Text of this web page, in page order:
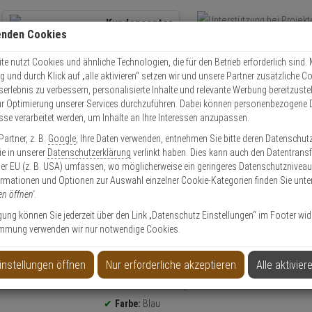
Kundencenter
Kontaktservice nutzen
Mo. - Do.: 8:00 - 16:30 Fr. 8:00 - 14:00 Uhr
ABUS Spector Schutzhelm BG-Set blau/orange
blau/orange
NEU Produktinformationen
Set, Arbeitsschutzhelm, Kletterhelm,
Bergsteigerhelm, Maststeigerhelm
Farbe: Blau
Cookies
nutzt Cookies und ähnliche Technologien, die für den Betrieb erforderlich sind.
und durch Klick auf „alle aktivieren“ setzen wir und unsere Partner zusätzliche
zu verbessern, personalisierte Inhalte und relevante Werbung
Optimierung unserer Services durchzuführen. Dabei können personenbezogene
verarbeitet werden, um Inhalte an Ihre Interessen anzupassen.
z. B. Google , Ihre Daten verwenden, entnehmen Sie bitte deren
in unserer Datenschutzerklärung verlinkt haben. Dies kann auch den
EU (z. B. USA) umfassen, wo möglicherweise ein geringeres Datenschutzniveau
und Optionen zur Auswahl einzelner Cookie-Kategorien finden Sie
öffnen'.
können Sie jederzeit über den Link „Datenschutz Einstellungen“ im Footer
verwenden wir nur notwendige Cookies.
öffnen Nur erforderliche akzeptieren Alle